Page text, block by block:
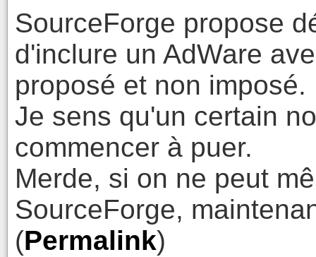
SourceForge propose
d'inclure un AdWare
proposé et non imposé.
Je sens qu'un certain
commencer à puer.
Merde, si on ne peut
SourceForge,
(Permalink)